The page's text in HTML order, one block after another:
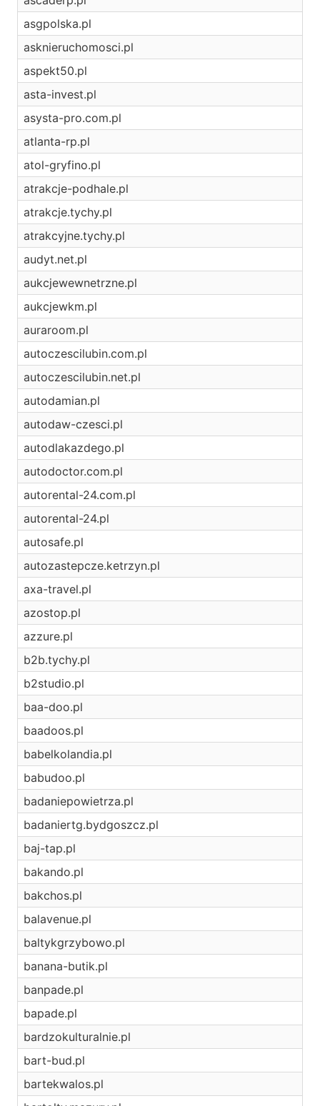
asgpolska.pl
asknieruchomosci.pl
aspekt50.pl
asta-invest.pl
asysta-pro.com.pl
atlanta-rp.pl
atol-gryfino.pl
atrakcje-podhale.pl
atrakcje.tychy.pl
atrakcyjne.tychy.pl
audyt.net.pl
aukcjewewnetrzne.pl
aukcjewkm.pl
auraroom.pl
autoczescilubin.com.pl
autoczescilubin.net.pl
autodamian.pl
autodaw-czesci.pl
autodlakazdego.pl
autodoctor.com.pl
autorental-24.com.pl
autorental-24.pl
autosafe.pl
autozastepcze.ketrzyn.pl
axa-travel.pl
azostop.pl
azzure.pl
b2b.tychy.pl
b2studio.pl
baa-doo.pl
baadoos.pl
babelkolandia.pl
babudoo.pl
badaniepowietrza.pl
badaniertg.bydgoszcz.pl
baj-tap.pl
bakando.pl
bakchos.pl
balavenue.pl
baltykgrzybowo.pl
banana-butik.pl
banpade.pl
bapade.pl
bardzokulturalnie.pl
bart-bud.pl
bartekwalos.pl